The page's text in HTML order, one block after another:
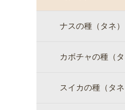
ナスの種（タネ）
カボチャの種（タ
スイカの種（タネ